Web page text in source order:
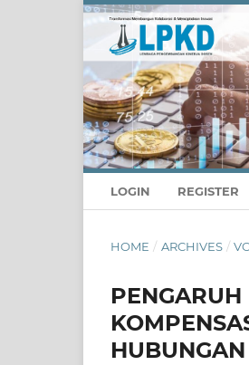
LOGIN REGISTER
HOME / ARCHIVES /